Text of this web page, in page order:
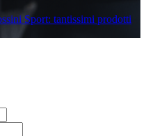
Sport: tantissimi prodotti